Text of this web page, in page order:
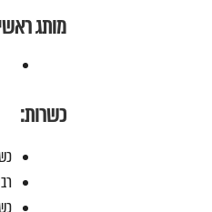
מותג
כשרות: